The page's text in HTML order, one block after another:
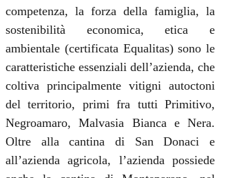
competenza, la forza della famiglia, la
sostenibilità economica, etica e
ambientale (certificata Equalitas) sono le
caratteristiche essenziali dell’azienda, che
coltiva principalmente vitigni autoctoni
del territorio, primi fra tutti Primitivo,
Negroamaro, Malvasia Bianca e Nera.
Oltre alla cantina di San Donaci e
all’azienda agricola, l’azienda possiede